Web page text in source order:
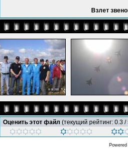
Взлет
Оценить этот файл (текущий рейтинг: 0.3 /